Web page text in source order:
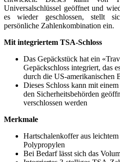
Universalschlüssel geöffnet und
es wieder geschlossen, stellt
persönliche Zahlenkombination ein.
Mit integriertem TSA-Schloss
Das Gepäckstück hat ein
Gepäckschloss integriert, das
durch die US-amerikanischen
Dieses Schloss kann mit
den Sicherheitsbehörden
verschlossen werden
Merkmale
Hartschalenkoffer aus
Polypropylen
Bei Bedarf lässt sich das